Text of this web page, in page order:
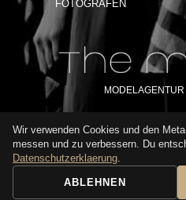
FOTOGRAFEN
IMPRESSUM AGB
NUTZUNGSBEDINGUNGEN
Wir verwenden Cookies und den
messen und zu verbessern. Du
Datenschutzerklaerung.
ABLEHNEN